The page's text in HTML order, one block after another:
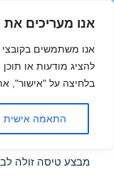
אנו מעריכים
אנו משתמשים בקובצי
להציג מודעות או
בלחיצה על "אישור",
התאמה אישית
טיסות
04/12/2016
מבצע טיסה זולה